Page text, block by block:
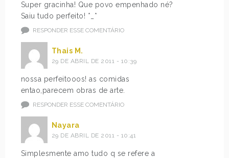
Super gracinha! Que povo empenhado né?
Saiu tudo perfeito! *_*
RESPONDER ESSE COMENTÁRIO
Thais M.
29 DE ABRIL DE 2011 - 10:39
nossa perfeitooos! as comidas
entao,parecem obras de arte.
RESPONDER ESSE COMENTÁRIO
Nayara
29 DE ABRIL DE 2011 - 10:41
Simplesmente amo tudo q se refere a